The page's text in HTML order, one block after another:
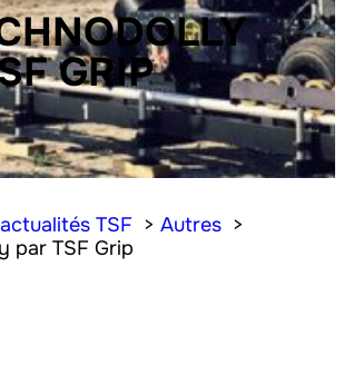
GRIP
TSF
Autres
par TSF Grip